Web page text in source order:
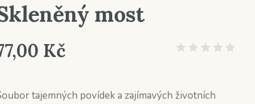
most
Kč
tajemných povídek a zajímavých životních